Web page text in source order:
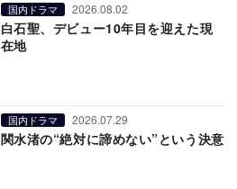
国内ドラマ 2026.08.02
白石聖、デビュー10年目を迎えた現
在地
国内ドラマ 2026.07.29
関水渚の“絶対に諦めない”という決意